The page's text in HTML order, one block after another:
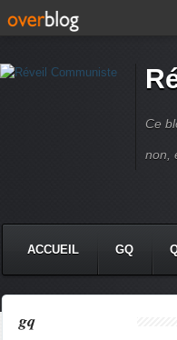
Ce
non,
ACCUEIL GQ
gq